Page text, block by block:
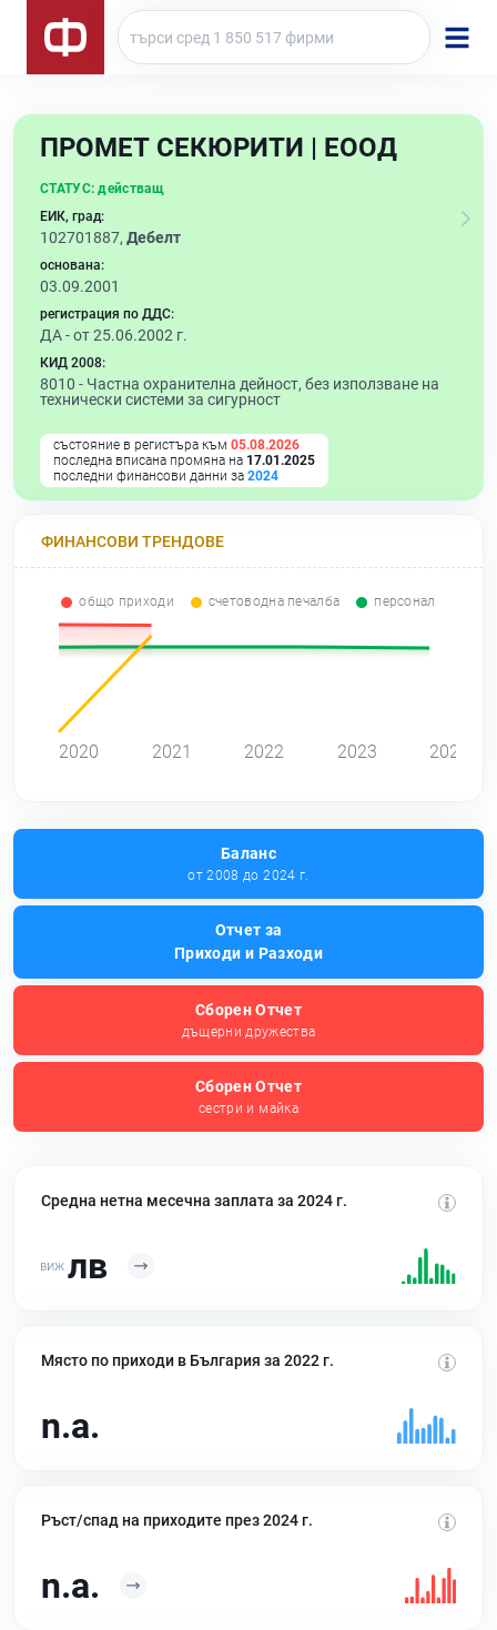
ПРОМЕТ СЕКЮРИТИ | ЕООД
СТАТУС: действащ
ЕИК, град:
102701887, Дебелт
основана:
03.09.2001
регистрация по ДДС:
ДА - от 25.06.2002 г.
КИД 2008:
8010 - Частна охранителна дейност, без използване на
технически системи за сигурност
състояние в регистъра към 05.08.2026
последна вписана промяна на 17.01.2025
последни финансови данни за 2024
ФИНАНСОВИ ТРЕНДОВЕ
общо приходи счетоводна печалба персонал
2020 2021 2022 2023 2024
Баланс
от 2008 до 2024 г.
Отчет за
Приходи и Разходи
Сборен Отчет
дъщерни дружества
Сборен Отчет
сестри и майка
Средна нетна месечна заплата за 2024 г.
лв
Място по приходи в България за 2022 г.
n.a.
Ръст/спад на приходите през 2024 г.
n.a.